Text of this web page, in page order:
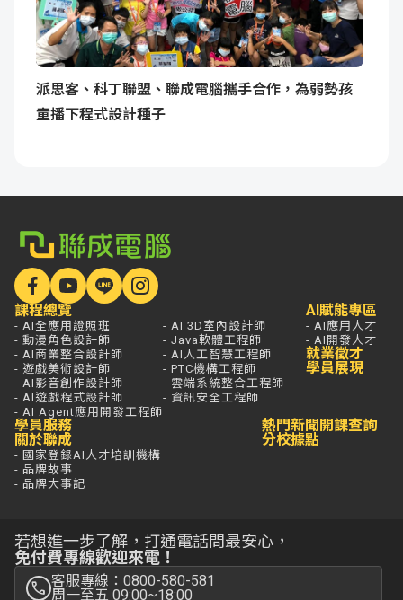
派思客、科丁聯盟、聯成電腦攜手合作，為弱勢孩
童播下程式設計種子
課程總覽
- AI全應用證照班
- 動漫角色設計師
- AI商業整合設計師
- 遊戲美術設計師
- AI影音創作設計師
- AI遊戲程式設計師
- AI Agent應用開發工程師
- AI 3D室內設計師
- Java軟體工程師
- AI人工智慧工程師
- PTC機構工程師
- 雲端系統整合工程師
- 資訊安全工程師
AI賦能專區
- AI應用人才
- AI開發人才
就業徵才
學員展現
學員服務
關於聯成
- 國家登錄AI人才培訓機構
- 品牌故事
- 品牌大事記
熱門新聞
分校據點
開課查詢
若想進一步了解，打通電話問最安心，
免付費專線歡迎來電！
客服專線：0800-580-581
周一至五 09:00~18:00